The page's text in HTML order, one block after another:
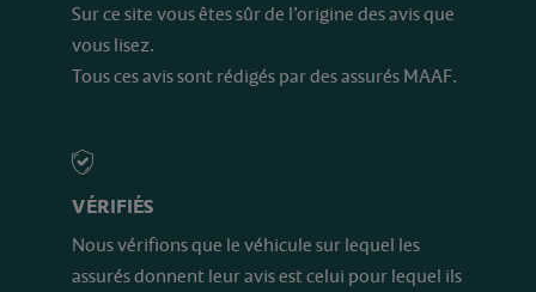
Sur ce site vous êtes sûr de l’origine des avis que
vous lisez.
Tous ces avis sont rédigés par des assurés MAAF.
VÉRIFIÉS
Nous vérifions que le véhicule sur lequel les
assurés donnent leur avis est celui pour lequel ils